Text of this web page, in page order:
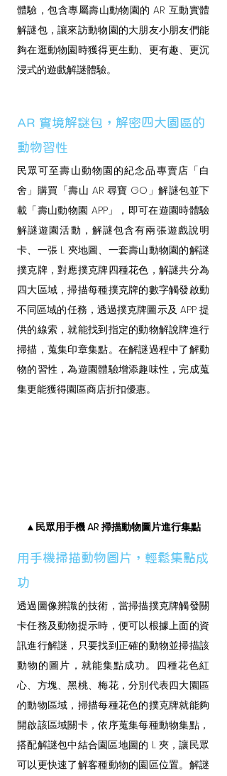
體驗，包含專屬壽山動物園的 AR 互動實體
解謎包，讓來訪動物園的大朋友小朋友們能
夠在逛動物園時獲得更生動、更有趣、更沉
浸式的遊戲解謎體驗。
AR 實境解謎包，解密四大園區的
動物習性
民眾可至壽山動物園的紀念品專賣店「白
舍」購買「壽山 AR 尋寶 GO」解謎包並下
載「壽山動物園 APP」，即可在遊園時體驗
解謎遊園活動，解謎包含有兩張遊戲說明
卡、一張 L 夾地圖、一套壽山動物園的解謎
撲克牌，對應撲克牌四種花色，解謎共分為
四大區域，掃描每種撲克牌的數字觸發啟動
不同區域的任務，透過撲克牌圖示及 APP 提
供的線索，就能找到指定的動物解說牌進行
掃描，蒐集印章集點。在解謎過程中了解動
物的習性，為遊園體驗增添趣味性，完成蒐
集更能獲得園區商店折扣優惠。
▲民眾用手機 AR 掃描動物圖片進行集點
用手機掃描動物圖片，輕鬆集點成
功
透過圖像辨識的技術，當掃描撲克牌觸發關
卡任務及動物提示時，便可以根據上面的資
訊進行解謎，只要找到正確的動物並掃描該
動物的圖片，就能集點成功。四種花色紅
心、方塊、黑桃、梅花，分別代表四大園區
的動物區域，掃描每種花色的撲克牌就能夠
開啟該區域關卡，依序蒐集每種動物集點，
搭配解謎包中結合園區地圖的 L 夾，讓民眾
可以更快速了解客種動物的園區位置。解謎